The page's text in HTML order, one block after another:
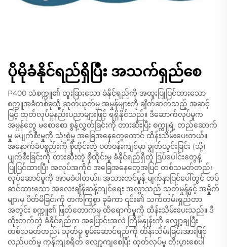
ပိုမိုခံနိုင်ရည်ရှိပြီး အသက်ရှည်စေ
P400 သဲစက္ကူ၏ ထူးခြားသော ခံနိုင်ရည်ကို အထူးပြုပြင်ထားသော
စက္ကူအခံတစ်ခုသို့ ဆုတ်ယုတ်မှု အမှုန်များကို ချိတ်ဆက်သည့် အဆင့်
မြင့် ထုတ်လုပ်မှုနည်းပညာများဖြင့် ရရှိနိုင်သည်။ ဒီဆောက်လုပ်မှုက
အမှုန်တွေ မစောစော စွန့်လွှတ်ခြင်းကို တားဆီးပြီး စက္ကူရဲ့ တည်ဆောက်
မှု မပျက်စီးမှုကို သုံးစွဲမှု အခြေအနေတွေတောင် ထိန်းသိမ်းပေးတယ်။
အနောက်ခံပစ္စည်းကို စိုထိုင်းတဲ့ ပတ်ဝန်းကျင်မှာ ချွတ်ယွင်းခြင်း (သို့)
ပျက်စီးခြင်းကို တားဆီးတဲ့ စိုထိုင်းမှု ခံနိုင်ရည်ရှိတဲ့ ဒြပ်ပေါင်းတွေနဲ့
ပြုပြင်ထားပြီး အလုပ်အကိုင် အခြေအနေတွေအပြင် တစ်သမတ်တည်း
လုပ်ဆောင်မှုကို အာမခံပါတယ်။ အသားတင်မှုန့် မျက်နှာပြင်ပေါ်တွင် တပ်
ဆင်ထားသော အလေးချိန်ဆန့်ကျင်ရေး အလွှာသည် သုတ်မှုန့်နှင့် အမှိုက်
များမှ ပိတ်မိခြင်းကို တက်ကြွစွာ ခုခံကာ ၎င်း၏ သက်တမ်းရှည်တာ
အတွင်း စက္ကူ၏ ဖြတ်တောက်မှု ထိရောက်မှုကို ထိန်းသိမ်းပေးသည်။ ဒီ
တိုးတက်တဲ့ ခံနိုင်ရည်က အပြောင်းအလဲ ကြိမ်နှုန်းကို လျှော့ချပြီး
တစ်သမတ်တည်း သုတ်မှု စွမ်းဆောင်ရည်ကို ထိန်းသိမ်းခြင်းအားဖြင့်
လည်ပတ်မှု ကုန်ကျစရိတ် လျော့ကျစေပြီး ထုတ်လုပ်မှု တိုးပွားစေပါ